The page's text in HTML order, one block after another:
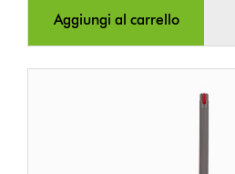
Aggiungi al carrello